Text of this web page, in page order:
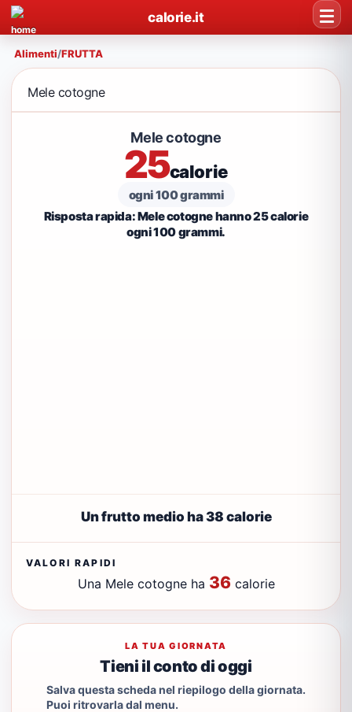
calorie.it
Alimenti/FRUTTA
Mele cotogne
Mele cotogne
25calorie
ogni 100 grammi
Risposta rapida: Mele cotogne hanno 25 calorie
ogni 100 grammi.
Un frutto medio ha 38 calorie
VALORI RAPIDI
Una Mele cotogne ha 36 calorie
LA TUA GIORNATA
Tieni il conto di oggi
Salva questa scheda nel riepilogo della giornata.
Puoi ritrovarla dal menu.